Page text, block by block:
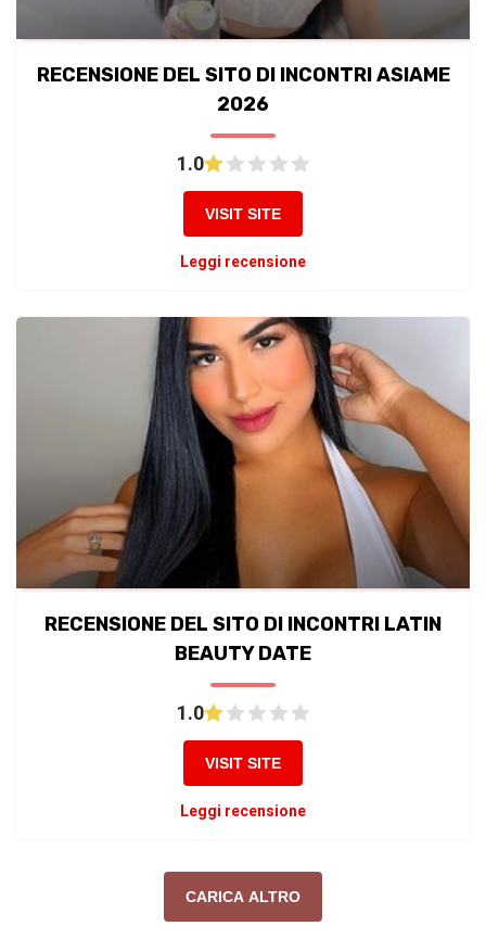
RECENSIONE DEL SITO DI INCONTRI ASIAME
2026
1.0
VISIT SITE
Leggi recensione
RECENSIONE DEL SITO DI INCONTRI LATIN
BEAUTY DATE
1.0
VISIT SITE
Leggi recensione
CARICA ALTRO